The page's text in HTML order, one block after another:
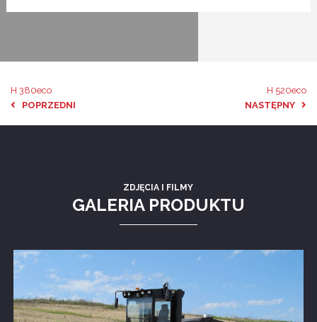
H 380eco
POPRZEDNI
H 520eco
NASTĘPNY
GALERIA PRODUKTU
ZDJĘCIA I FILMY